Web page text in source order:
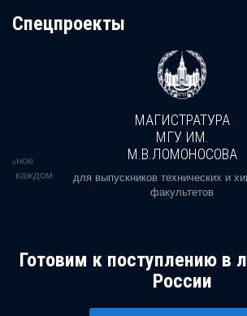
Cпецпроекты
в каждом
МАГИСТРАТУРА
МГУ ИМ.
М.В.ЛОМОНОСОВА
для выпускников технических и
факультетов
Готовим к поступлению в
России